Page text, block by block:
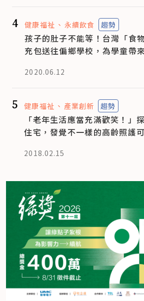
4 健康福祉 永續飲食 趨勢
孩子的肚子不能等！台灣「食
充包送往偏鄉學校，為學童帶
2020.06.12
5 健康福祉 產業創新 趨勢
「老年生活應當充滿歡笑！」
住宅，發覺不一樣的高齡照護
2018.02.15